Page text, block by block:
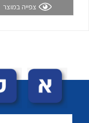
צפייה במוצר